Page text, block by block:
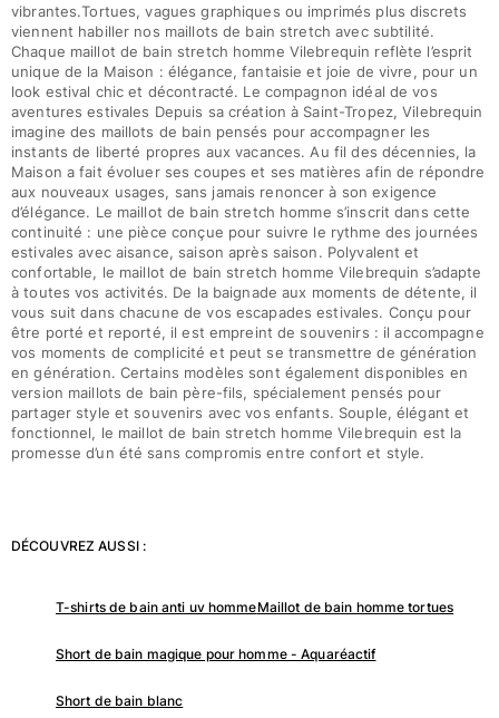
vibrantes.Tortues, vagues graphiques ou imprimés plus discrets
viennent habiller nos maillots de bain stretch avec subtilité.
Chaque maillot de bain stretch homme Vilebrequin reflète l’esprit
unique de la Maison : élégance, fantaisie et joie de vivre, pour un
look estival chic et décontracté. Le compagnon idéal de vos
aventures estivales Depuis sa création à Saint-Tropez, Vilebrequin
imagine des maillots de bain pensés pour accompagner les
instants de liberté propres aux vacances. Au fil des décennies, la
Maison a fait évoluer ses coupes et ses matières afin de répondre
aux nouveaux usages, sans jamais renoncer à son exigence
d’élégance. Le maillot de bain stretch homme s’inscrit dans cette
continuité : une pièce conçue pour suivre le rythme des journées
estivales avec aisance, saison après saison. Polyvalent et
confortable, le maillot de bain stretch homme Vilebrequin s’adapte
à toutes vos activités. De la baignade aux moments de détente, il
vous suit dans chacune de vos escapades estivales. Conçu pour
être porté et reporté, il est empreint de souvenirs : il accompagne
vos moments de complicité et peut se transmettre de génération
en génération. Certains modèles sont également disponibles en
version maillots de bain père-fils, spécialement pensés pour
partager style et souvenirs avec vos enfants. Souple, élégant et
fonctionnel, le maillot de bain stretch homme Vilebrequin est la
promesse d’un été sans compromis entre confort et style.
DÉCOUVREZ AUSSI :
T-shirts de bain anti uv hommeMaillot de bain homme tortues
Short de bain magique pour homme - Aquaréactif
Short de bain blanc